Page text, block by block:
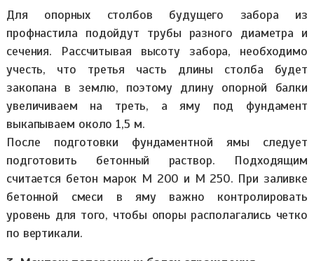
Для опорных столбов будущего забора из
профнастила подойдут трубы разного диаметра и
сечения. Рассчитывая высоту забора, необходимо
учесть, что третья часть длины столба будет
закопана в землю, поэтому длину опорной балки
увеличиваем на треть, а яму под фундамент
выкапываем около 1,5 м.
После подготовки фундаментной ямы следует
подготовить бетонный раствор. Подходящим
считается бетон марок М 200 и М 250. При заливке
бетонной смеси в яму важно контролировать
уровень для того, чтобы опоры располагались четко
по вертикали.